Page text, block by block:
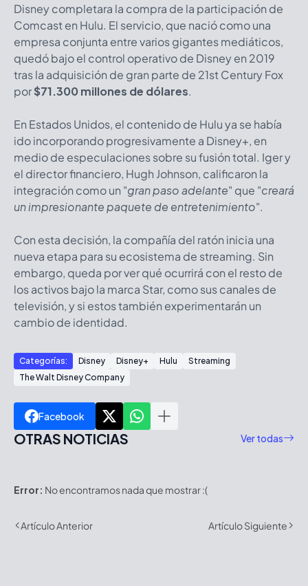
Disney completara la compra de la participación de
Comcast en Hulu. El servicio, que nació como una
empresa conjunta entre varios gigantes mediáticos,
quedó bajo el control operativo de Disney en 2019
tras la adquisición de gran parte de 21st Century Fox
por$71.300 millones de dólares.
En Estados Unidos, el contenido de Hulu ya se había
ido incorporando progresivamente a Disney+, en
medio de especulaciones sobre su fusión total. Iger y
el director financiero, Hugh Johnson, calificaron la
integración como un "gran paso adelante" que "creará
un impresionante paquete de entretenimiento".
Con esta decisión, la compañía del ratón inicia una
nueva etapa para su ecosistema de streaming. Sin
embargo, queda por ver qué ocurrirá con el resto de
los activos bajo la marca Star, como sus canales de
televisión, y si estos también experimentarán un
cambio de identidad.
Categorías: Disney Disney+ Hulu
Streaming
The Walt Disney Company
Facebook
OTRAS NOTICIAS Ver todas
Error: No encontramos nada que mostrar :(
Artículo Anterior Artículo Siguiente